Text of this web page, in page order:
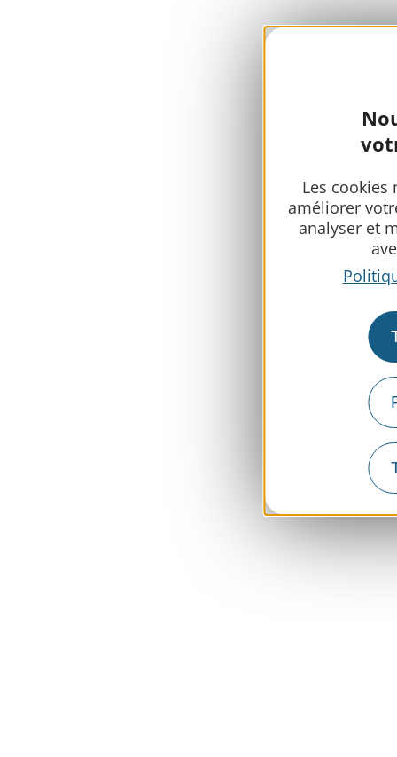
Les
améliorer
analyser et